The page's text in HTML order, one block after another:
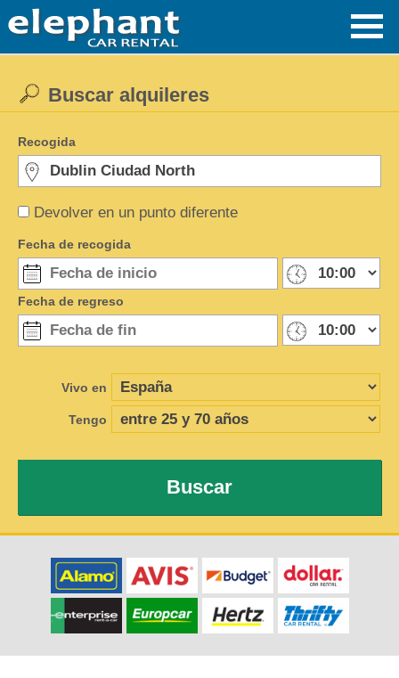
Devolver en un punto diferente
Buscar alquileres
Recogida
Fecha de recogida
Fecha de regreso
Vivo en
Tengo
Buscar